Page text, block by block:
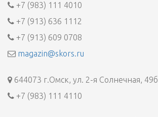
+7 (983) 111 4010
+7 (913) 636 1112
+7 (913) 609 0708
magazin@skors.ru
644073 г.Омск, ул. 2-я Солнечная, 49б
+7 (983) 111 4110